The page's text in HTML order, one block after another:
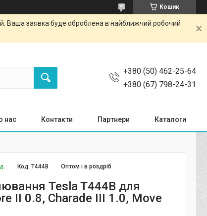
Кошик
Ваша заявка буде оброблена в найближчий робочий
+380 (50) 462-25-64
+380 (67) 798-24-31
нас Контакти Партнери Каталоги
Оптом і в роздріб
Код:T444B
Tesla T444B для
II 0.8, Charade III 1.0, Move